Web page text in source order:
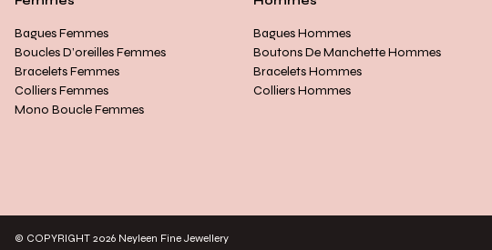
Bagues Femmes
Boucles D’oreilles Femmes
Bracelets Femmes
Colliers Femmes
Mono Boucle Femmes
Bagues Hommes
Boutons De Manchette Hommes
Bracelets Hommes
Colliers Hommes
© COPYRIGHT 2026 Neyleen Fine Jewellery